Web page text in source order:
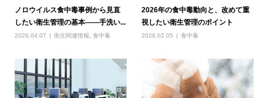
ノロウイルス食中毒事例から見直
したい衛生管理の基本――手洗い...
2026.04.07 衛生関連情報 食中毒
2026年の食中毒動向と、改めて重
視したい衛生管理のポイント
2026.02.05 食中毒